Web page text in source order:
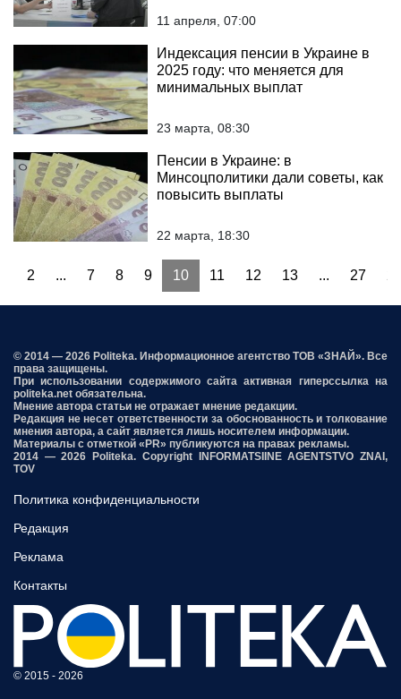
11 апреля, 07:00
Индексация пенсии в Украине в
2025 году: что меняется для
минимальных выплат
23 марта, 08:30
Пенсии в Украине: в
Минсоцполитики дали советы, как
повысить выплаты
22 марта, 18:30
2 ... 7 8 9 10 11 12 13 ... 27
© 2014 — 2026 Politeka. Информационное агентство ТОВ «ЗНАЙ». Все
права защищены.
При использовании содержимого сайта активная гиперссылка на
politeka.net обязательна.
Мнение автора статьи не отражает мнение редакции.
Редакция не несет ответственности за обоснованность и толкование
мнения автора, а сайт является лишь носителем информации.
Материалы с отметкой «PR» публикуются на правах рекламы.
2014 — 2026 Politeka. Copyright INFORMATSIINE AGENTSTVO ZNAI,
TOV
Политика конфиденциальности
Редакция
Реклама
Контакты
© 2015 - 2026